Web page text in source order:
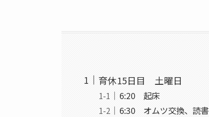
育休15日目 土曜日
6:20 起床
6:30 オムツ交換、読書